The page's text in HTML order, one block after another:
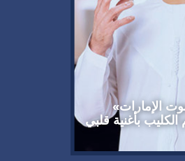
«صوت الإمارات»
الكليب بأغنية قلبي